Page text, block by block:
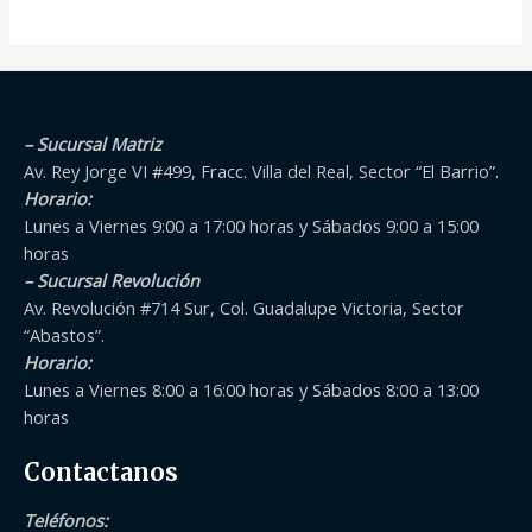
– Sucursal Matriz
Av. Rey Jorge VI #499, Fracc. Villa del Real, Sector “El Barrio”.
Horario:
Lunes a Viernes 9:00 a 17:00 horas y Sábados 9:00 a 15:00
horas
– Sucursal Revolución
Av. Revolución #714 Sur, Col. Guadalupe Victoria, Sector
“Abastos”.
Horario:
Lunes a Viernes 8:00 a 16:00 horas y Sábados 8:00 a 13:00
horas
Contactanos
Teléfonos: